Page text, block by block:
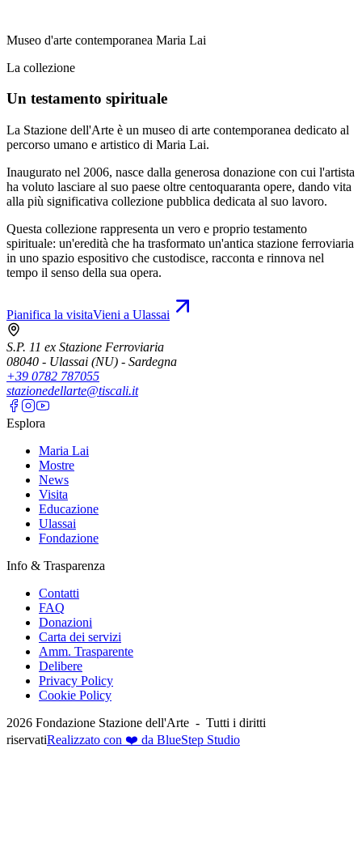
Museo d'arte contemporanea Maria Lai
La collezione
Un testamento spirituale
La Stazione dell'Arte è un museo di arte contemporanea dedicato al
percorso umano e artistico di Maria Lai.
Inaugurato nel 2006, nasce dalla generosa donazione con cui l'artista
ha voluto lasciare al suo paese oltre centoquaranta opere, dando vita
alla più significativa collezione pubblica dedicata al suo lavoro.
Questa collezione rappresenta un vero e proprio testamento
spirituale: un'eredità che ha trasformato un'antica stazione ferroviaria
in uno spazio espositivo che custodisce, racconta e rinnova nel
tempo il senso della sua opera.
Pianifica la visitaVieni a Ulassai
S.P. 11 ex Stazione Ferroviaria
08040 - Ulassai (NU) - Sardegna
+39 0782 787055
stazionedellarte@tiscali.it
Esplora
Maria Lai
Mostre
News
Visita
Educazione
Ulassai
Fondazione
Info & Trasparenza
Contatti
FAQ
Donazioni
Carta dei servizi
Amm. Trasparente
Delibere
Privacy Policy
Cookie Policy
2026 Fondazione Stazione dell'Arte - Tutti i diritti
riservatiRealizzato con ❤️ da BlueStep Studio